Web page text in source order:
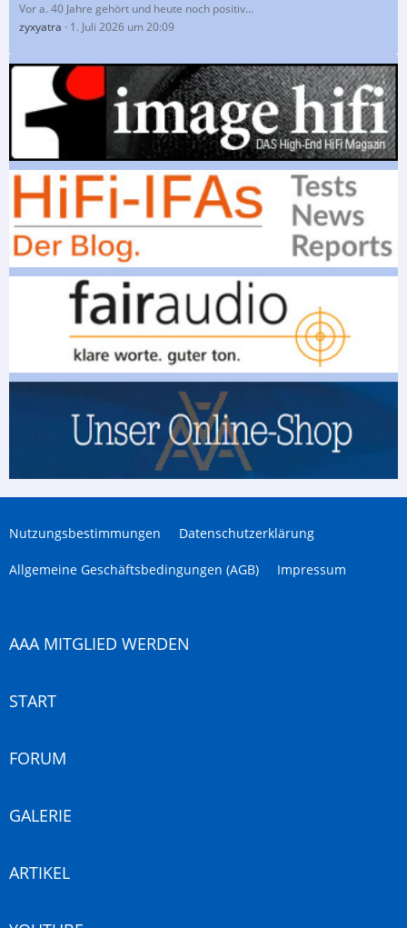
Vor a. 40 Jahre gehört und heute noch positiv…
zyxyatra
1. Juli 2026 um 20:09
Nutzungsbestimmungen Datenschutzerklärung
Allgemeine Geschäftsbedingungen (AGB) Impressum
AAA MITGLIED WERDEN
START
FORUM
GALERIE
ARTIKEL